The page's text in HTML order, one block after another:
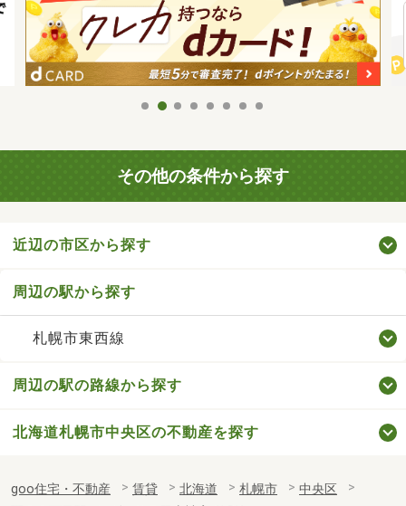
その他の条件から探す
近辺の市区から探す
周辺の駅から探す
札幌市東西線
周辺の駅の路線から探す
北海道札幌市中央区の不動産を探す
goo住宅・不動産 賃貸 北海道 札幌市
中央区